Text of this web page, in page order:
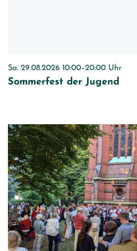
Sa. 29.08.2026 10:00–20:00 Uhr
Sommerfest der Jugend